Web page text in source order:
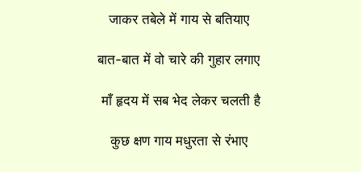
जाकर तबेले में गाय से बतियाए
बात-बात में वो चारे की गुहार लगाए
माँ हृदय में सब भेद लेकर चलती है
कुछ क्षण गाय मधुरता से रंभाए